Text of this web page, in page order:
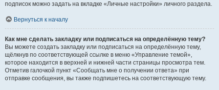
подписок можно задать на вкладке «Личные настройки» личного раздела.
Вернуться к началу
Как мне сделать закладку или подписаться на определённую тему?
Вы можете создать закладку или подписаться на определённую тему,
щёлкнув по соответствующей ссылке в меню «Управление темой»,
которое находится в верхней и нижней части страницы просмотра тем.
Отметив галочкой пункт «Сообщать мне о получении ответа» при
отправке сообщения, вы также подпишетесь на соответствующую тему.